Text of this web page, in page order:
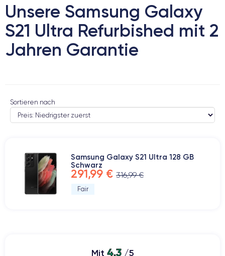
Unsere Samsung Galaxy
S21 Ultra Refurbished mit 2
Jahren Garantie
Sortieren nach
Samsung Galaxy S21 Ultra 128 GB
Schwarz
291,99 € 316,99 €
Fair
Mit 4.3/5